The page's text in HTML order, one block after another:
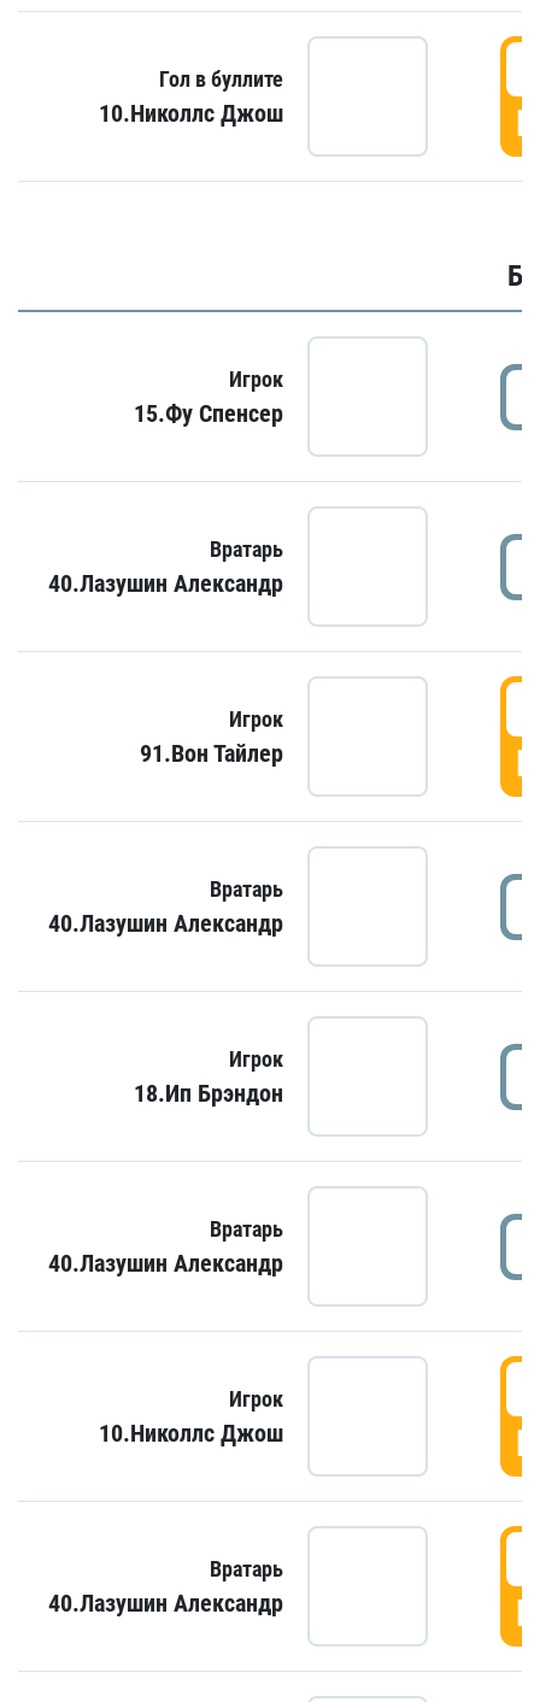
Гол в буллите
10.Николлс Джош
Игрок
15.Фу Спенсер
Вратарь
40.Лазушин Александр
Игрок
91.Вон Тайлер
Вратарь
40.Лазушин Александр
Игрок
18.Ип Брэндон
Вратарь
40.Лазушин Александр
Игрок
10.Николлс Джош
Вратарь
40.Лазушин Александр